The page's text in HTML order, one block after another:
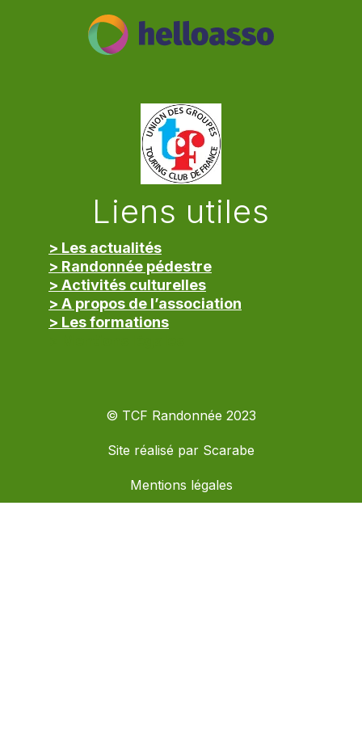
Liens utiles
> Les actualités
> Randonnée pédestre
> Activités culturelles
> A propos de l’association
> Les formations
© TCF Randonnée 2023
Site réalisé par Scarabe
Mentions légales